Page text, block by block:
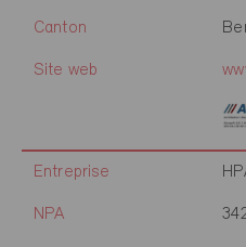
Canton
Site web
Entreprise
NPA